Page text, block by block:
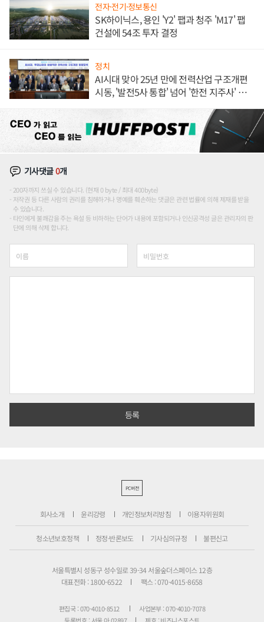
전자·전기·정보통신
SK하이닉스, 용인 'Y2' 팹과 청주 'M17' 팹
건설에 54조 투자 결정
정치
AI시대 맞아 25년 만에 전력산업 구조개편
시동, '발전5사 통합' 넘어 '한전 지주사' 재편
기사댓글0개
200자까지 쓰실 수 있습니다. (현재 0 byte / 최대 400byte)
저작권 등 다른 사람의 권리를 침해하거나 명예를 훼손하는 댓글은 관련 법률에 의해 제재를 받을
수 있습니다.
타인에게 불쾌감을 주는 욕설 등 비하하는 단어가 내용에 포함되거나 인신공격성 글은 관리자의 판
단에 의해 삭제 합니다.
PC버전
회사소개 윤리강령 개인정보처리방침 이용자위원회
청소년보호정책 정정·반론보도 기사심의규정 불편신고
서울특별시 성동구 성수일로 39-34 서울숲더스페이스 12층
대표전화 : 1800-6522
팩스 : 070-4015-8658
편집국 : 070-4010-8512
사업본부 : 070-4010-7078